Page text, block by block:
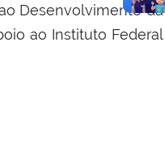
Desenvolvimento da
ao Instituto Federal